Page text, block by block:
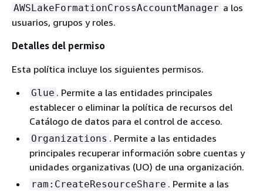
AWSLakeFormationCrossAccountManager a los
usuarios, grupos y roles.
Detalles del permiso
Esta política incluye los siguientes permisos.
Glue . Permite a las entidades principales
establecer o eliminar la política de recursos del
Catálogo de datos para el control de acceso.
Organizations . Permite a las entidades
principales recuperar información sobre cuentas y
unidades organizativas (UO) de una organización.
ram:CreateResourceShare . Permite a las